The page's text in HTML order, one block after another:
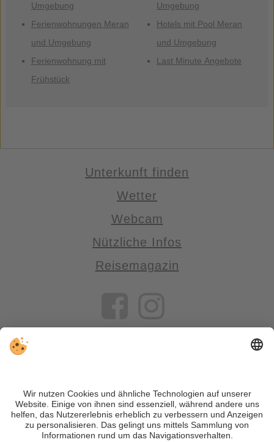
Umgebung
Ferienwohnungen Meran
und Umgebung
Ferienwohnung mit
Frühstück
Umgebung
Hotels mit Pool Meran
und Umgebung
Last Minute Angebote
Unterkunft finden
Wetter
Webcam
Nützliche Infos
Reisemagazin
VIVOSüdtirol ist das Reiseportal für alle, die Südtirol nicht nur
besuchen, sondern wirklich erleben wollen – inklusive Tipps,
tollen Unterkünften und Angeboten.